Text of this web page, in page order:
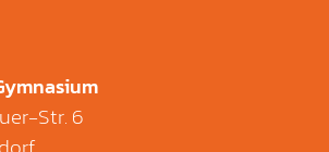
Str. 6